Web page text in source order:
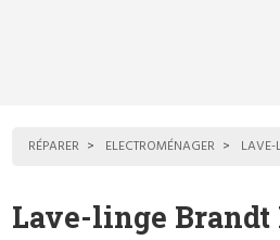
RÉPARER ELECTROMÉNAGER LAVE-
Lave-linge